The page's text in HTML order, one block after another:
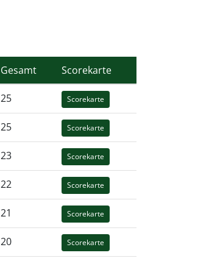
Gesamt Scorekarte
25 Scorekarte
25 Scorekarte
23 Scorekarte
22 Scorekarte
21 Scorekarte
20 Scorekarte